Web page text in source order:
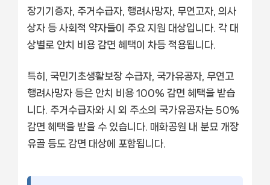
장기기증자, 주거수급자, 행려사망자, 무연고자, 의사
상자 등 사회적 약자들이 주요 지원 대상입니다. 각 대
상별로 안치 비용 감면 혜택이 차등 적용됩니다.
특히, 국민기초생활보장 수급자, 국가유공자, 무연고
행려사망자 등은 안치 비용 100% 감면 혜택을 받습
니다. 주거수급자와 시 외 주소의 국가유공자는 50%
감면 혜택을 받을 수 있습니다. 매화공원 내 분묘 개장
유골 등도 감면 대상에 포함됩니다.